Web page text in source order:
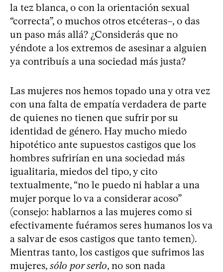
la tez blanca, o con la orientación sexual
“correcta”, o muchos otros etcéteras–, o das
un paso más allá? ¿Considerás que no
yéndote a los extremos de asesinar a alguien
ya contribuís a una sociedad más justa?
Las mujeres nos hemos topado una y otra vez
con una falta de empatía verdadera de parte
de quienes no tienen que sufrir por su
identidad de género. Hay mucho miedo
hipotético ante supuestos castigos que los
hombres sufrirían en una sociedad más
igualitaria, miedos del tipo, y cito
textualmente, “no le puedo ni hablar a una
mujer porque lo va a considerar acoso”
(consejo: hablarnos a las mujeres como si
efectivamente fuéramos seres humanos los va
a salvar de esos castigos que tanto temen).
Mientras tanto, los castigos que sufrimos las
mujeres, sólo por serlo, no son nada